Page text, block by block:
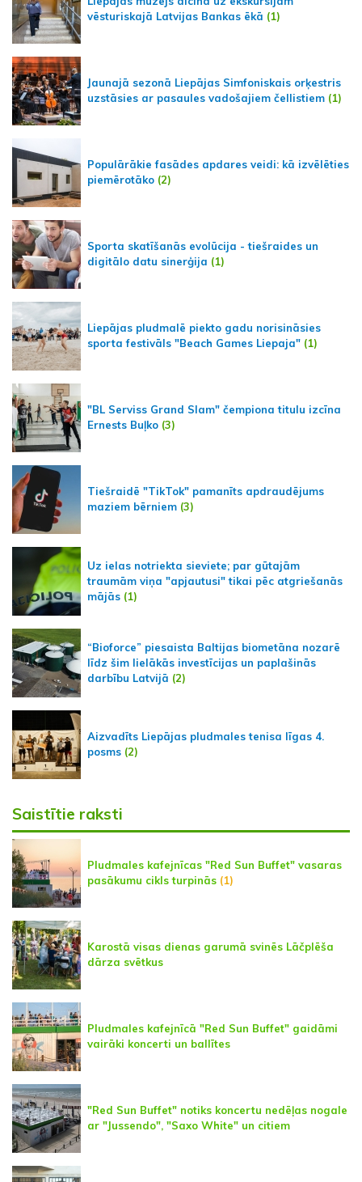
vēsturiskajā Latvijas Bankas ēkā (1)
Jaunajā sezonā Liepājas Simfoniskais orķestris
uzstāsies ar pasaules vadošajiem čellistiem (1)
Populārākie fasādes apdares veidi: kā izvēlēties
piemērotāko (2)
Sporta skatīšanās evolūcija - tiešraides un
digitālo datu sinerģija (1)
Liepājas pludmalē piekto gadu norisināsies
sporta festivāls "Beach Games Liepaja" (1)
"BL Serviss Grand Slam" čempiona titulu izcīna
Ernests Buļko (3)
Tiešraidē "TikTok" pamanīts apdraudējums
maziem bērniem (3)
Uz ielas notriekta sieviete; par gūtajām
traumām viņa "apjautusi" tikai pēc atgriešanās
mājās (1)
“Bioforce” piesaista Baltijas biometāna nozarē
līdz šim lielākās investīcijas un paplašinās
darbību Latvijā (2)
Aizvadīts Liepājas pludmales tenisa līgas 4.
posms (2)
Saistītie raksti
Pludmales kafejnīcas "Red Sun Buffet" vasaras
pasākumu cikls turpinās (1)
Karostā visas dienas garumā svinēs Lāčplēša
dārza svētkus
Pludmales kafejnīcā "Red Sun Buffet" gaidāmi
vairāki koncerti un ballītes
"Red Sun Buffet" notiks koncertu nedēļas nogale
ar "Jussendo", "Saxo White" un citiem